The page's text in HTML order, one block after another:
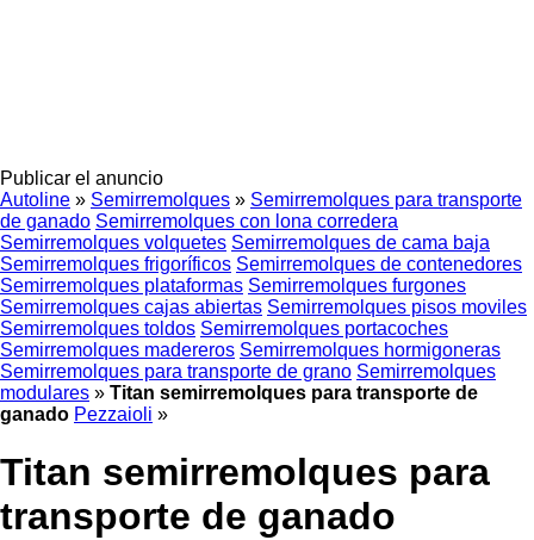
Publicar el anuncio
Autoline » Semirremolques » Semirremolques para transporte
de ganado Semirremolques con lona corredera
Semirremolques volquetes Semirremolques de cama baja
Semirremolques frigoríficos Semirremolques de contenedores
Semirremolques plataformas Semirremolques furgones
Semirremolques cajas abiertas Semirremolques pisos moviles
Semirremolques toldos Semirremolques portacoches
Semirremolques madereros Semirremolques hormigoneras
Semirremolques para transporte de grano Semirremolques
modulares » Titan semirremolques para transporte de
ganado Pezzaioli »
Titan semirremolques para
transporte de ganado